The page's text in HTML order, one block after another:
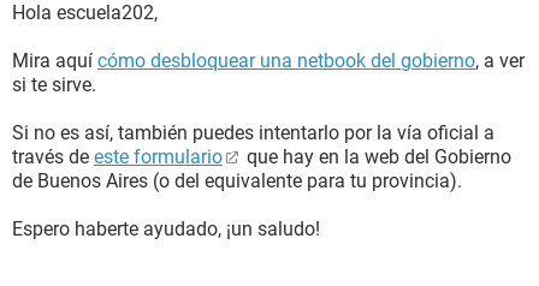
Hola escuela202,
Mira aquí cómo desbloquear una netbook del gobierno, a ver
si te sirve.
Si no es así, también puedes intentarlo por la vía oficial a
través de este formulario
que hay en la web del Gobierno
de Buenos Aires (o del equivalente para tu provincia).
Espero haberte ayudado, ¡un saludo!